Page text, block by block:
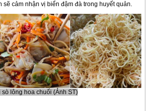
sẽ cảm nhận vị biển đậm đà trong huyết quản.
sò lông hoa chuối (Ảnh ST)